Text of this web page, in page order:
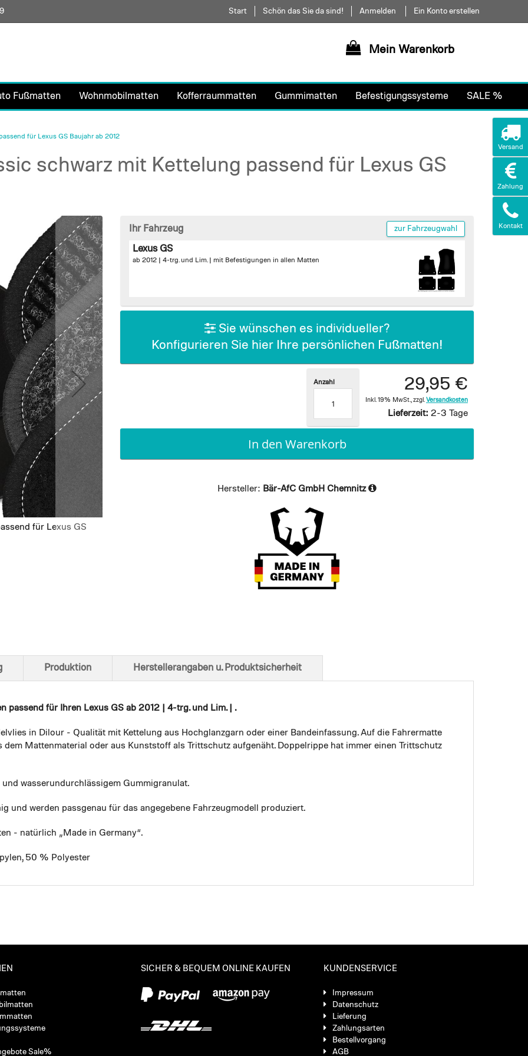
Direkt
zum
Start Schön das Sie da sind! Anmelden Ein Konto erstellen
Mein Warenkorb
Fußmatten Wohnmobilmatten Kofferraummatten Gummimatten Befestigungssysteme SALE %
für Lexus GS Baujahr ab 2012
schwarz mit Kettelung passend für Lexus GS
für Lexus GS
Ansicht von unten
Ihr Fahrzeug zur Fahrzeugwahl
Lexus GS
ab 2012 | 4-trg. und Lim. | mit Befestigungen in allen Matten
Sie wünschen es individueller?
Konfigurieren Sie hier Ihre persönlichen Fußmatten!
29,95 €
Inkl. 19% MwSt. zzgl. Versandkosten
Lieferzeit: 2-3 Tage
Anzahl
In den Warenkorb
Hersteller: Bär-AfC GmbH Chemnitz
passend für Ihren Lexus GS ab 2012 | 4-trg. und Lim. | .
in Dilour - Qualität mit Kettelung aus Hochglanzgarn oder einer Bandeinfassung. Auf die Fahrermatte
Mattenmaterial oder aus Kunststoff als Trittschutz aufgenäht. Doppelrippe hat immer einen Trittschutz
wasserundurchlässigem Gummigranulat.
und werden passgenau für das angegebene Fahrzeugmodell produziert.
- natürlich „Made in Germany“.
50 % Polyester
Produktion Herstellerangaben u. Produktsicherheit
Sale%
SICHER & BEQUEM ONLINE KAUFEN KUNDENSERVICE
Impressum
Datenschutz
Lieferung
Zahlungsarten
Bestellvorgang
AGB
Versand
Zahlung
Kontakt